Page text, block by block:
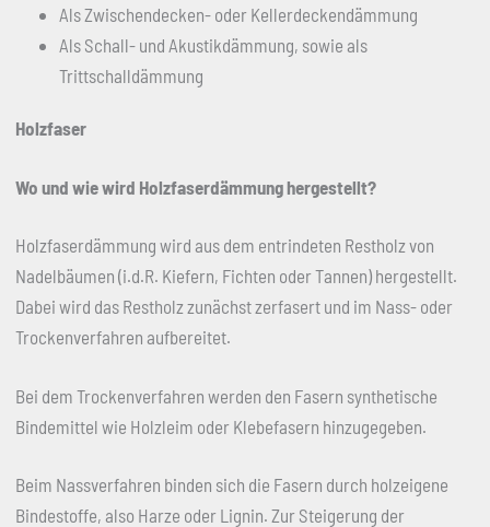
Als Zwischendecken- oder Kellerdeckendämmung
Als Schall- und Akustikdämmung, sowie als
Trittschalldämmung
Holzfaser
Wo und wie wird Holzfaserdämmung hergestellt?
Holzfaserdämmung wird aus dem entrindeten Restholz von
Nadelbäumen (i.d.R. Kiefern, Fichten oder Tannen) hergestellt.
Dabei wird das Restholz zunächst zerfasert und im Nass- oder
Trockenverfahren aufbereitet.
Bei dem Trockenverfahren werden den Fasern synthetische
Bindemittel wie Holzleim oder Klebefasern hinzugegeben.
Beim Nassverfahren binden sich die Fasern durch holzeigene
Bindestoffe, also Harze oder Lignin. Zur Steigerung der